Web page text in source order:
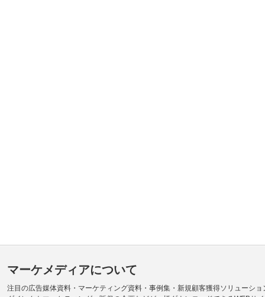
マーケメディアについて
注目の広告媒体資料・マーケティング資料・事例集・新規顧客獲得ソリューショ